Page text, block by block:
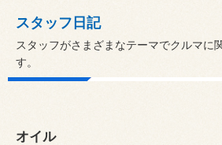
スタッフ日記
スタッフがさまざまなテーマでクルマに
す。
オイル